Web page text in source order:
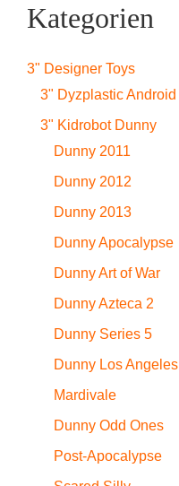
Kategorien
3" Designer Toys
3" Dyzplastic Android
3" Kidrobot Dunny
Dunny 2011
Dunny 2012
Dunny 2013
Dunny Apocalypse
Dunny Art of War
Dunny Azteca 2
Dunny Series 5
Dunny Los Angeles
Mardivale
Dunny Odd Ones
Post-Apocalypse